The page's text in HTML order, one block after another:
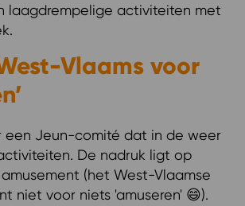
laagdrempelige activiteiten met
Vlaams voor
een Jeun-comité dat in de weer
De nadruk ligt op
(het West-Vlaamse
niet voor niets 'amuseren' 😄).